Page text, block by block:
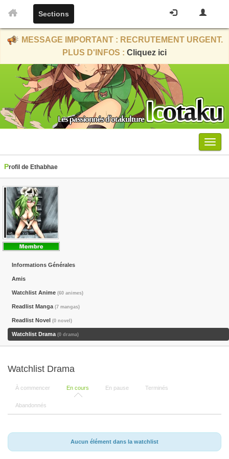
Sections
MESSAGE IMPORTANT : RECRUTEMENT URGENT.
PLUS D'INFOS : Cliquez ici
Menu
Profil de Ethabhae
Informations Générales
Amis
Watchlist Anime (60 animes)
Readlist Manga (7 mangas)
Readlist Novel (0 novel)
Watchlist Drama (0 drama)
Watchlist Drama
À commencer En cours En pause Terminés
Abandonnés
Aucun élément dans la watchlist